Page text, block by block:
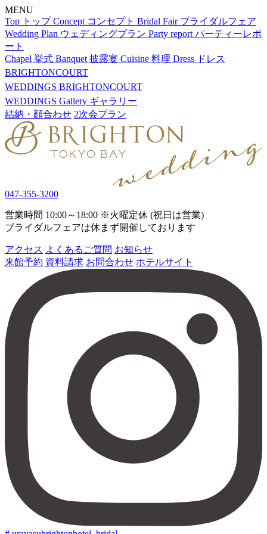
MENU
Top トップConcept コンセプト Bridal Fairブライダルフェア
Wedding Plan ウェディングプラン Party report パーティーレポ
ート
Chapel 挙式 Banquet 披露宴 Cuisine 料理 Dress ドレス
BRIGHTONCOURT
WEDDINGS BRIGHTONCOURT
WEDDINGS Gallery ギャラリー
結納・顔合わせ 2次会プラン
047-355-3200
営業時間 10:00～18:00 ※火曜定休 (祝日は営業)
ブライダルフェアは休まず開催しております
アクセス よくあるご質問 お知らせ
来館予約 資料請求 お問合わせ ホテルサイト